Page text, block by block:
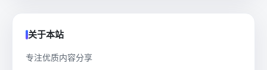
关于本站
专注优质内容分享